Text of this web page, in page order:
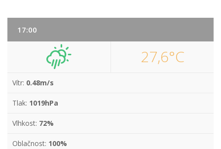
17:00
27,6°C
Vítr: 0.48m/s
Tlak: 1019hPa
Vlhkost: 72%
Oblačnost: 100%